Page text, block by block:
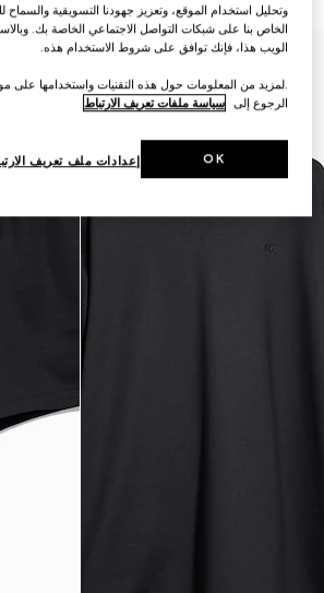
وتحليل استخدام الموقع، وتعزيز جهودنا التسويقية
الخاص بنا على شبكات التواصل الاجتماعي الخاصة بك.
الويب هذا، فإنك توافق على شروط الاستخدام هذه.
.لمزيد من المعلومات حول هذه التقنيات واستخدامها على
الرجوع إلى سياسة ملفات تعريف الارتباط
إعدادات ملف تعريف OK